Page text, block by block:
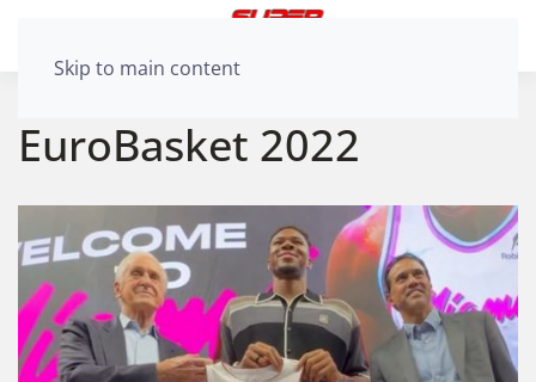
Skip to main content
EuroBasket 2022